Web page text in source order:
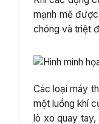
mạnh mẽ
chóng và triệt
Các loại máy
một luồng khí
lò xo quay